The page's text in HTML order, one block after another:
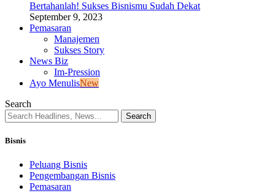
Bertahanlah! Sukses Bisnismu Sudah Dekat
September 9, 2023
Pemasaran
Manajemen
Sukses Story
News Biz
Im-Pression
Ayo MenulisNew
Search
Bisnis
Peluang Bisnis
Pengembangan Bisnis
Pemasaran